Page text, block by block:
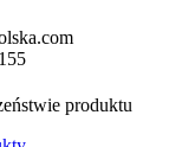
produktu